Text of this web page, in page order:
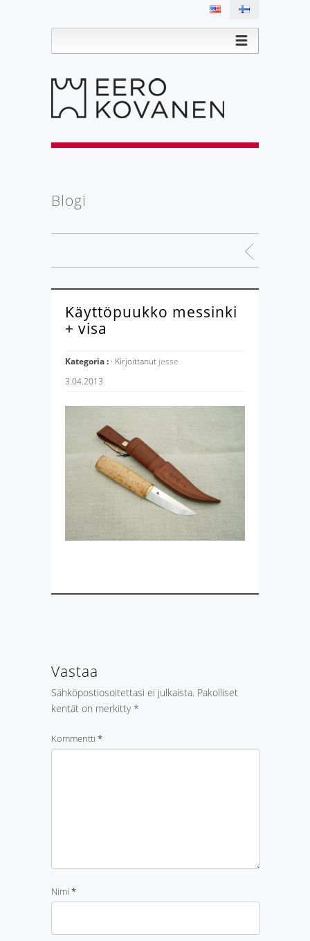
Blogi
Käyttöpuukko messinki
+ visa
Kategoria : · Kirjoittanut jesse
3.04.2013
Vastaa
Sähköpostiosoitettasi ei julkaista. Pakolliset
kentät on merkitty*
Kommentti *
Nimi *